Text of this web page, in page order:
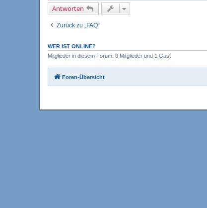
Antworten
Zurück zu „FAQ“
WER IST ONLINE?
Mitglieder in diesem Forum: 0 Mitglieder und 1 Gast
Foren-Übersicht